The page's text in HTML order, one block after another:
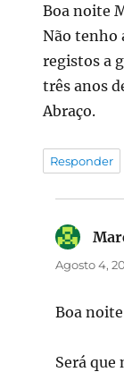
Boa noite
Não tenho
registos a
três anos
Abraço.
Responder
Agosto 4,
Boa
Será que